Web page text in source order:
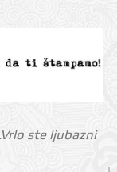
ste ljubazni